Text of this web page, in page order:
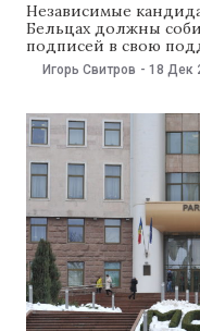
Независимые
Бельцах должны
подписей в свою
зарегистрировал
высказал
посвященной
IPN. Постика в этой
законодательстве
Игорь Свитров - 18 Дек